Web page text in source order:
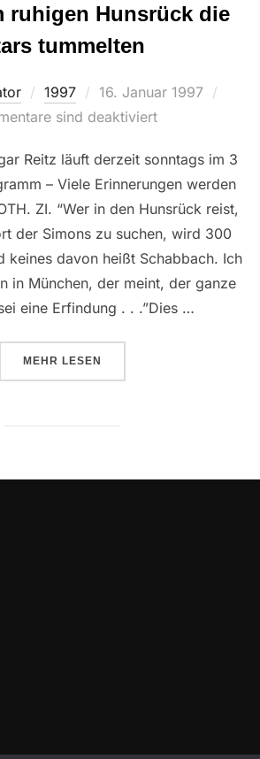
ruhigen Hunsrück die
tummelten
1997
Veröffentlicht
am
16. Januar 1997
sind deaktiviert
Reitz läuft derzeit sonntags im 3
– Viele Erinnerungen werden
ZI. “Wer in den Hunsrück reist,
der Simons zu suchen, wird 300
keines davon heißt Schabbach. Ich
in München, der meint, der ganze
eine Erfindung . . .”Dies …
MEHR ÜBER “ALS SICH IM RUHIGEN
LESEN